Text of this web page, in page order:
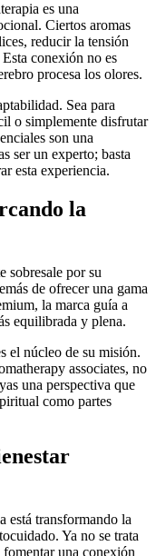
es una
Ciertos aromas
reducir la tensión
conexión no es
procesa los olores.
Sea para
o simplemente disfrutar
son una
ser un experto; basta
esta experiencia.
la
sobresale por su
de ofrecer una gama
la marca guía a
equilibrada y plena.
el núcleo de su misión.
associates, no
una perspectiva que
como partes
está transformando la
Ya no se trata
una conexión